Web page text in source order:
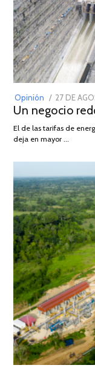
Opinión
POSTED
ON
27 DE
Un negocio
El de las tarifas de
deja en mayor …